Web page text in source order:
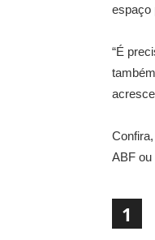
espaço
“É
ABF ou
1